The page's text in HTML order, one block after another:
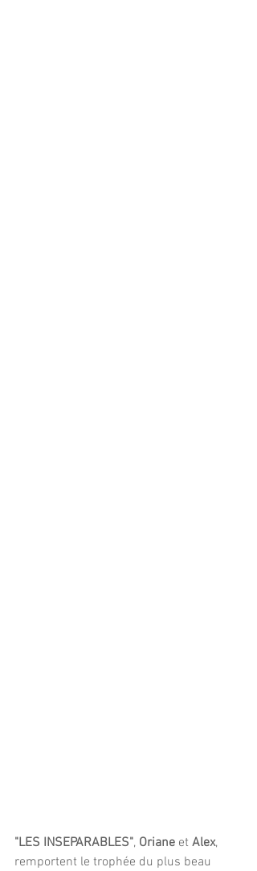
"LES INSEPARABLES", Oriane et Alex,
remportent le trophée du plus beau